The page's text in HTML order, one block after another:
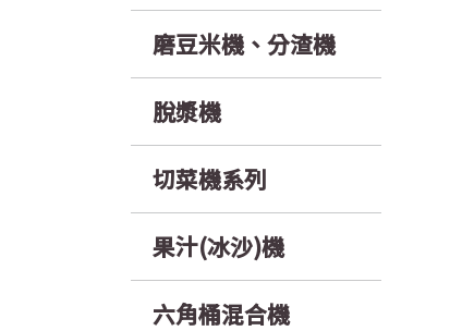
磨豆米機、分渣機
脫漿機
切菜機系列
果汁(冰沙)機
六角桶混合機